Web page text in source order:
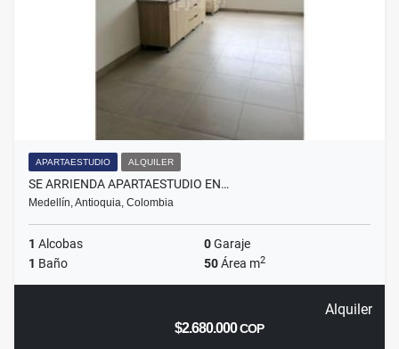
APARTAESTUDIO ALQUILER
SE ARRIENDA APARTAESTUDIO EN…
Medellín, Antioquia, Colombia
1 Alcobas 0Garaje
1 Baño 50Área m2
Alquiler
$2.680.000COP